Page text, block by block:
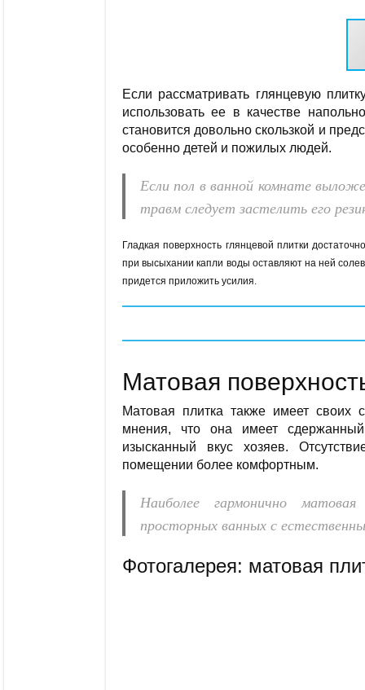
Если рассматривать глянцевую
использовать ее в качестве
становится довольно скользкой и
особенно детей и пожилых людей.
Если пол в ванной комнате
травм следует застелить его
Гладкая поверхность глянцевой плитки
при высыхании капли воды оставляют на ней
придется приложить усилия.
Матовая
Матовая плитка также имеет своих
мнения, что она имеет
изысканный вкус хозяев.
помещении более комфортным.
Наиболее гармонично
просторных ванных с
Фотогалерея: матовая